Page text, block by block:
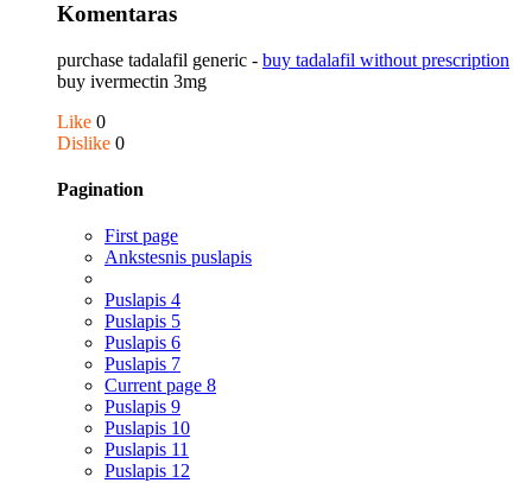
Komentaras
purchase tadalafil generic - buy tadalafil without prescription
buy ivermectin 3mg
Like 0
Dislike 0
Pagination
First page
Ankstesnis puslapis
Puslapis 4
Puslapis 5
Puslapis 6
Puslapis 7
Current page 8
Puslapis 9
Puslapis 10
Puslapis 11
Puslapis 12